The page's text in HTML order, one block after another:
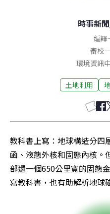
時事新聞
編譯
審校—
環境資訊
土地利用
教科書上寫：地球構造分四
函、液態外核和固態內核。
部還一個650公里寬的固態
寫教科書，也有助解析地球